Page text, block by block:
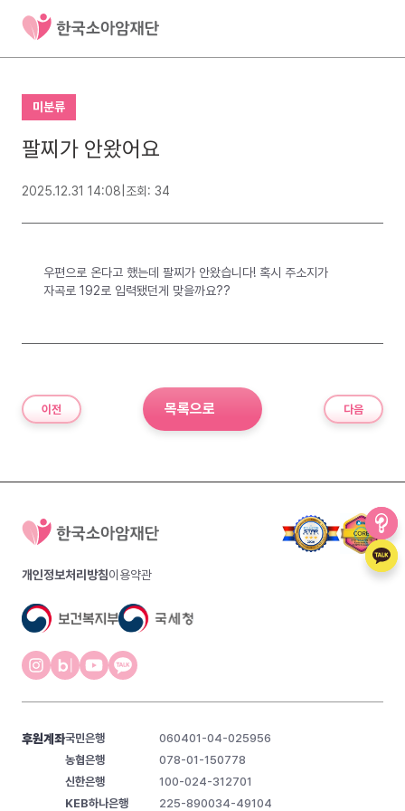
미분류
팔찌가 안왔어요
2025.12.31 14:08 조회: 34
우편으로 온다고 했는데 팔찌가 안왔습니다! 혹시 주소지가
자곡로 192로 입력됐던게 맞을까요??
이전 목록으로 다음
개인정보처리방침이용약관
후원계좌국민은행
060401-04-025956
농협은행
078-01-150778
신한은행
100-024-312701
KEB하나은행
225-890034-49104